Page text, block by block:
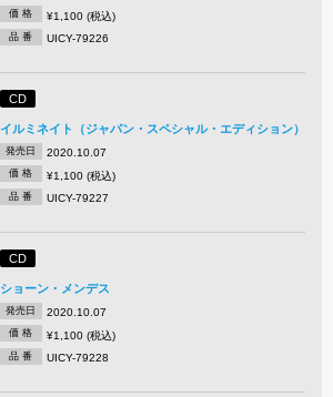
価 格 ¥1,100 (税込)
品 番 UICY-79226
CD
イルミネイト（ジャパン・スペシャル・エディション）
発売日 2020.10.07
価 格 ¥1,100 (税込)
品 番 UICY-79227
CD
ショーン・メンデス
発売日 2020.10.07
価 格 ¥1,100 (税込)
品 番 UICY-79228